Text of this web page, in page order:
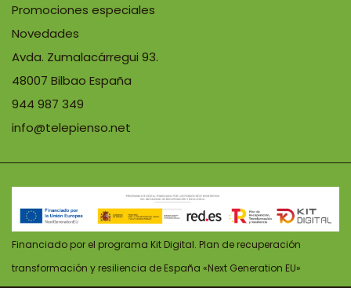
Promociones especiales
Novedades
Avda. Zumalacárregui 93.
48007 Bilbao España
944 987 349
info@telepienso.net
Financiado por el programa Kit Digital. Plan de recuperación
transformación y resiliencia de España «Next Generation EU»